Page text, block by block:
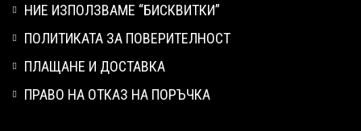
НИЕ ИЗПОЛЗВАМЕ “БИСКВИТКИ”
ПОЛИТИКАТА ЗА ПОВЕРИТЕЛНОСТ
ПЛАЩАНЕ И ДОСТАВКА
ПРАВО НА ОТКАЗ НА ПОРЪЧКА